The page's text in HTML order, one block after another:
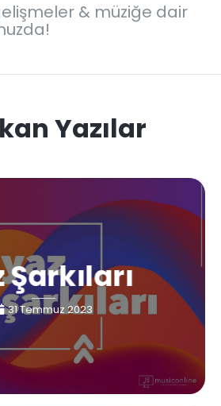
& müziğe dair
Yazılar
Şarkıları
31 Temmuz 2023